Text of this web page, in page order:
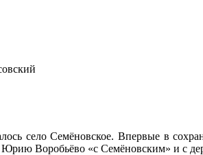
село Семёновское. Впервые в
Юрию Воробьёво «с Семёновским» и с